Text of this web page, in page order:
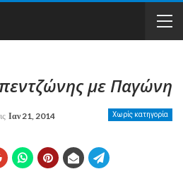
με Παγώνη
Χωρίς κατηγορία
Ιαν 21, 2014